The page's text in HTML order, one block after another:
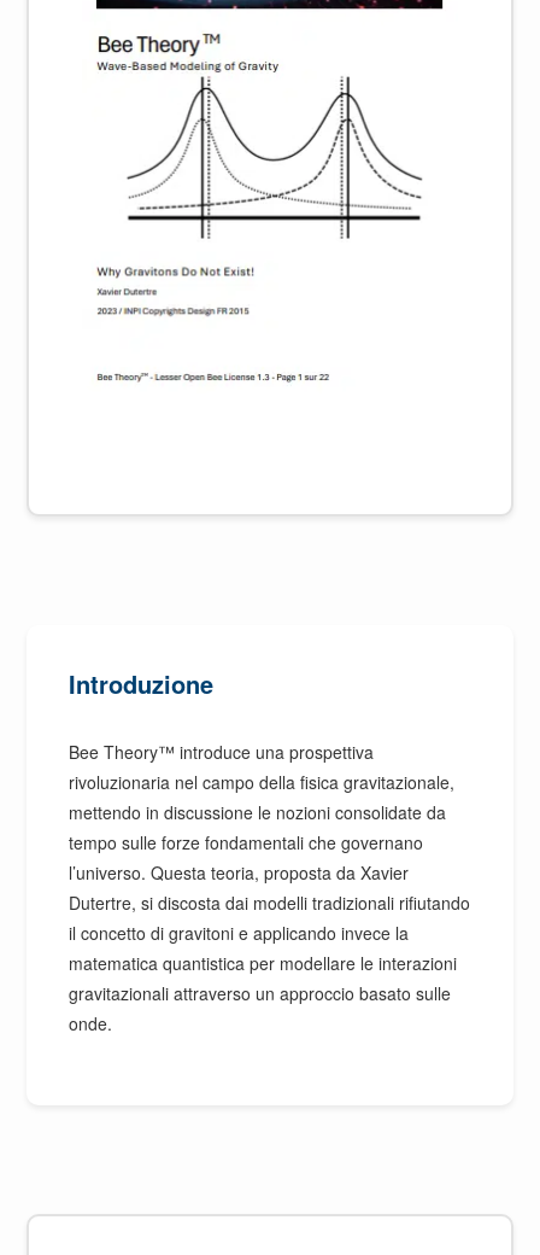
Introduzione
Bee Theory™ introduce una prospettiva
rivoluzionaria nel campo della fisica gravitazionale,
mettendo in discussione le nozioni consolidate da
tempo sulle forze fondamentali che governano
l’universo. Questa teoria, proposta da Xavier
Dutertre, si discosta dai modelli tradizionali rifiutando
il concetto di gravitoni e applicando invece la
matematica quantistica per modellare le interazioni
gravitazionali attraverso un approccio basato sulle
onde.